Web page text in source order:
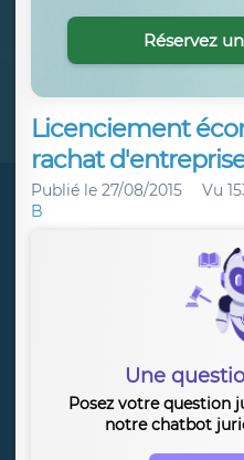
Licenciement
rachat
Publié le 27/08/2015 Vu
B
Une
Posez votre question
notre chatbot
Réservez